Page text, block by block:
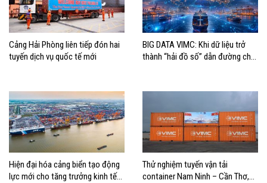
Cảng Hải Phòng liên tiếp đón hai
tuyến dịch vụ quốc tế mới
BIG DATA VIMC: Khi dữ liệu trở
thành “hải đồ số” dẫn đường cho
Hiện đại hóa cảng biển tạo động
lực mới cho tăng trưởng kinh tế
Thử nghiệm tuyến vận tải
container Nam Ninh – Cần Thơ,